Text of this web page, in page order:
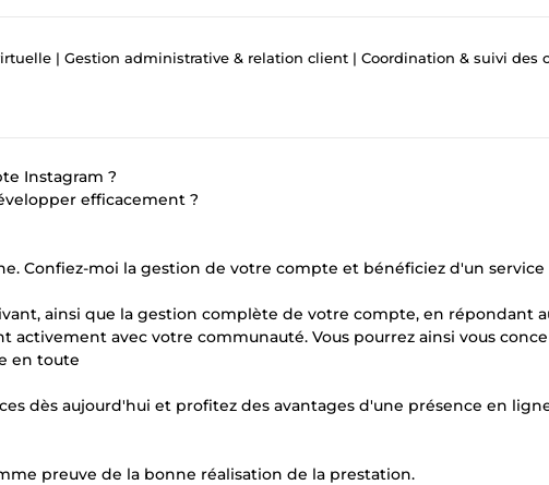
| Gestion administrative & relation client | Coordination & suivi des
Instagram ?
efficacement ?
Confiez-moi la gestion de votre compte et bénéficiez d'un service
ainsi que la gestion complète de votre compte, en répondant
activement avec votre communauté. Vous pourrez ainsi vous
en toute
dès aujourd'hui et profitez des avantages d'une présence en
preuve de la bonne réalisation de la prestation.